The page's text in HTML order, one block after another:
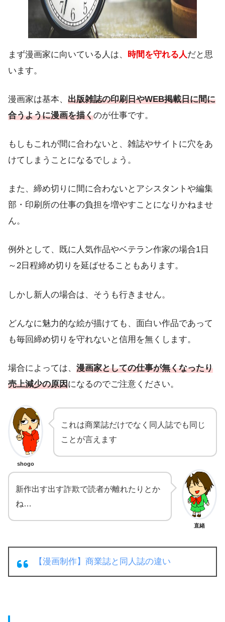
まず漫画家に向いている人は、 時間を守れる人だと思
います。
漫画家は基本、 出版雑誌の印刷日やWEB掲載日に間に
合うように漫画を描くのが仕事です。
もしもこれが間に合わないと、雑誌やサイトに穴をあ
けてしまうことになるでしょう。
また、締め切りに間に合わないとアシスタントや編集
部・印刷所の仕事の負担を増やすことになりかねませ
ん。
例外として、既に人気作品やベテラン作家の場合1日
～2日程締め切りを延ばせることもあります。
しかし新人の場合は、そうも行きません。
どんなに魅力的な絵が描けても、面白い作品であって
も毎回締め切りを守れないと信用を無くします。
場合によっては、 漫画家としての仕事が無くなったり
売上減少の原因になるのでご注意ください。
shogo
これは商業誌だけでなく同人誌でも同じ
ことが言えます
直緒
新作出す出す詐欺で読者が離れたりとか
ね…
【漫画制作】商業誌と同人誌の違い